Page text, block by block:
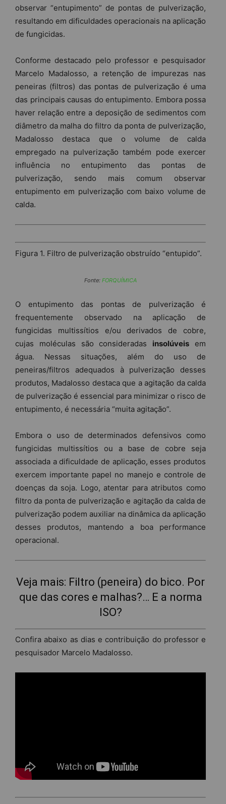
observar “entupimento” de pontas de pulverização,
resultando em dificuldades operacionais na aplicação
de fungicidas.
Conforme destacado pelo professor e pesquisador
Marcelo Madalosso, a retenção de impurezas nas
peneiras (filtros) das pontas de pulverização é uma
das principais causas do entupimento. Embora possa
haver relação entre a deposição de sedimentos com
diâmetro da malha do filtro da ponta de pulverização,
Madalosso destaca que o volume de calda
empregado na pulverização também pode exercer
influência no entupimento das pontas de
pulverização, sendo mais comum observar
entupimento em pulverização com baixo volume de
calda.
Figura 1. Filtro de pulverização obstruído “entupido”.
Fonte: FORQUÍMICA
O entupimento das pontas de pulverização é
frequentemente observado na aplicação de
fungicidas multissítios e/ou derivados de cobre,
cujas moléculas são consideradas insolúveis em
água. Nessas situações, além do uso de
peneiras/filtros adequados à pulverização desses
produtos, Madalosso destaca que a agitação da calda
de pulverização é essencial para minimizar o risco de
entupimento, é necessária “muita agitação”.
Embora o uso de determinados defensivos como
fungicidas multissítios ou a base de cobre seja
associada a dificuldade de aplicação, esses produtos
exercem importante papel no manejo e controle de
doenças da soja. Logo, atentar para atributos como
filtro da ponta de pulverização e agitação da calda de
pulverização podem auxiliar na dinâmica da aplicação
desses produtos, mantendo a boa performance
operacional.
Veja mais: Filtro (peneira) do bico. Por
que das cores e malhas?… E a norma
ISO?
Confira abaixo as dias e contribuição do professor e
pesquisador Marcelo Madalosso.